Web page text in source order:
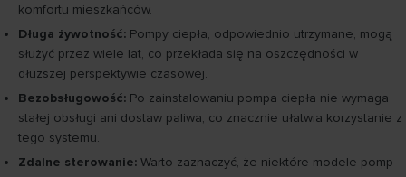
komfortu mieszkańców.
Długa żywotność: Pompy ciepła, odpowiednio utrzymane, mogą
służyć przez wiele lat, co przekłada się na oszczędności w
dłuższej perspektywie czasowej.
Bezobsługowość: Po zainstalowaniu pompa ciepła nie wymaga
stałej obsługi ani dostaw paliwa, co znacznie ułatwia korzystanie z
tego systemu.
Zdalne sterowanie: Warto zaznaczyć, że niektóre modele pomp